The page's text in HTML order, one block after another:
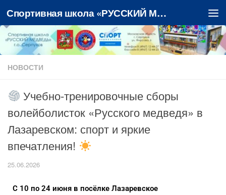
Перейти к содержимому Спортивная школа «РУССКИЙ МЕДВЕДЬ»
НОВОСТИ
Учебно‑тренировочные сборы
волейболисток «Русского медведя» в
Лазаревском: спорт и яркие
впечатления!
25.06.2026
С 10 по 24 июня в посёлке Лазаревское